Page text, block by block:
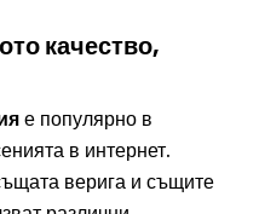
качество,
е популярно в
в интернет.
верига и същите